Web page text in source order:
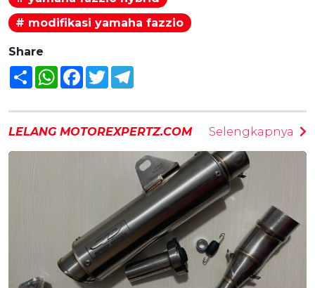
# modifikasi yamaha fazzio
Share
Share WhatsAppFacebook
Twitter
LELANG MOTOREXPERTZ.COM Selengkapnya